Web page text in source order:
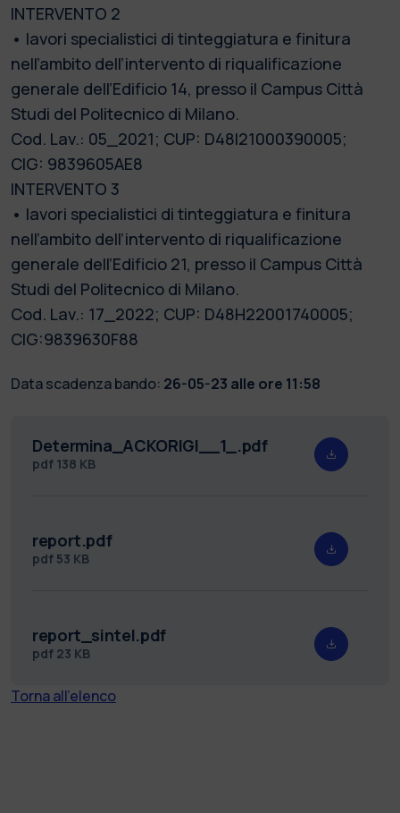
INTERVENTO 2
• lavori specialistici di tinteggiatura e finitura
nell’ambito dell’intervento di riqualificazione
generale dell’Edificio 14, presso il Campus Città
Studi del Politecnico di Milano.
Cod. Lav.: 05_2021; CUP: D48I21000390005;
CIG: 9839605AE8
INTERVENTO 3
• lavori specialistici di tinteggiatura e finitura
nell’ambito dell’intervento di riqualificazione
generale dell’Edificio 21, presso il Campus Città
Studi del Politecnico di Milano.
Cod. Lav.: 17_2022; CUP: D48H22001740005;
CIG:9839630F88
Data scadenza bando: 26-05-23 alle ore 11:58
Determina_ACKORIGI__1_.pdf
pdf 138 KB
report.pdf
pdf 53 KB
report_sintel.pdf
pdf 23 KB
Torna all'elenco